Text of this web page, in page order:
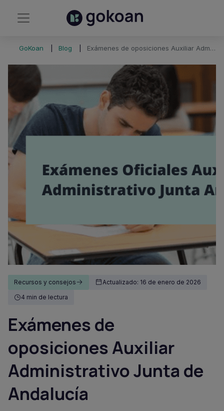
GoKoan Blog Exámenes de oposiciones Auxiliar Administrativo Junta de Andalucía
Recursos y consejos
Actualizado: 16 de enero de 2026
4 min de lectura
Exámenes de
oposiciones Auxiliar
Administrativo Junta de
Andalucía